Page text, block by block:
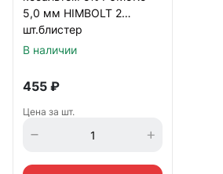
5,0 мм HIMBOLT 2
шт.блистер
В наличии
455 ₽
Цена за шт.